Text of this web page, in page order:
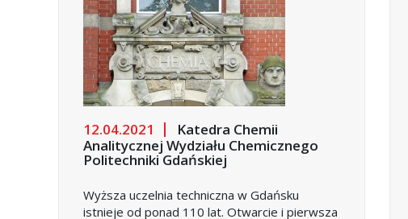
12.04.2021
Katedra Chemii
Analitycznej Wydziału Chemicznego
Politechniki Gdańskiej
Wyższa uczelnia techniczna w Gdańsku
istnieje od ponad 110 lat. Otwarcie i pierwsza